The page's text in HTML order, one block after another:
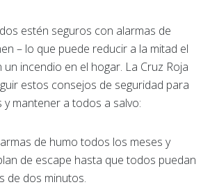
estén seguros con alarmas de
– lo que puede reducir a la mitad el
incendio en el hogar. La Cruz Roja
estos consejos de seguridad para
y mantener a todos a salvo:
de humo todos los meses y
de escape hasta que todos puedan
de dos minutos.